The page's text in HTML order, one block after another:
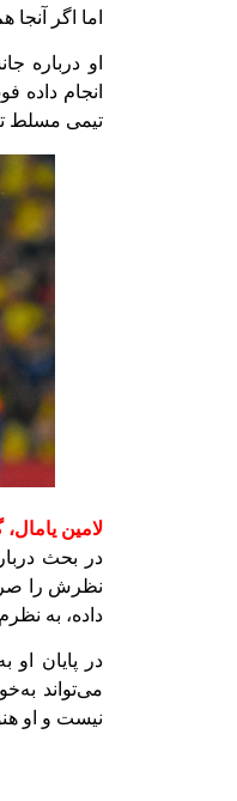
اما اگر
او درباره
انجام داده
تیمی مسلط
لامین
در بحث
نظرش را
داده، به
در پایان او
می‌تواند
نیست و او